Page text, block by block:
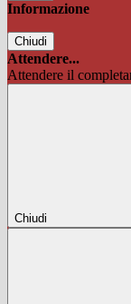
Informazione
Chiudi
Attendere...
Attendere il
Chiudi